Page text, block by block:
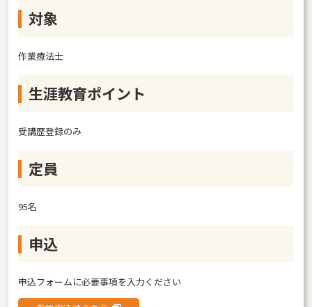
対象
作業療法士
生涯教育ポイント
受講歴登録のみ
定員
95名
申込
申込フォームに必要事項を入力ください